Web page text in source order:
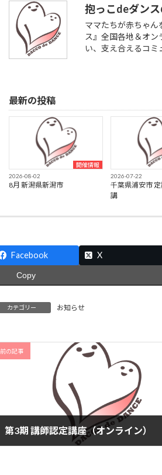
抱っこdeダン
ママたちが赤ちゃ
ス』全国各地＆オ
い、支え合えるコミ
最新の投稿
開催情報
2026-08-02
8月 新潟県新潟市
2026-07-22
千葉県浦安市
講
Facebook X
Copy
カテゴリー お知らせ
前の記事
第3期 講師認定講座（オンライン）